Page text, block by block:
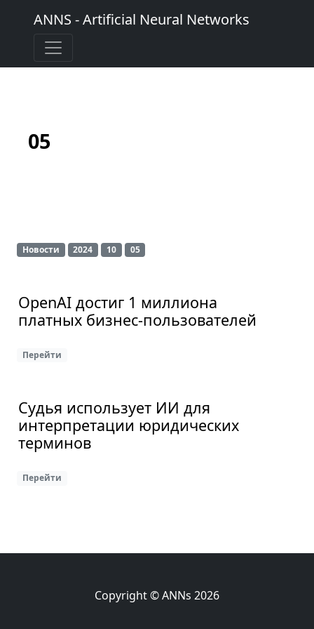
ANNS - Artificial Neural Networks
05
Новости 2024 10 05
OpenAI достиг 1 миллиона
платных бизнес-пользователей
Перейти
Судья использует ИИ для
интерпретации юридических
терминов
Перейти
Copyright © ANNs 2026